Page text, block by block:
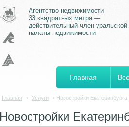
Главная
Агентство недвижимости
33 квадратных метра —
действительный член уральской
палаты недвижимости
Главная • Услуги • Новостройки Екатеринбурга
Новостройки